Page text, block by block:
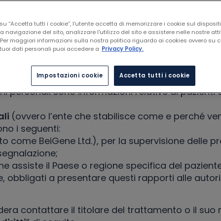
nome da BeiGene a BeOne Medicines.
Solitamente, non raccogliamo
bisogno per adempiere ai nostri obblighi di
personali sono informazioni relative ai pazienti
(ovvero l’ente che stabilisce come e perché
i seguenti:
come BeiGene Ltd.), per la supervisione delle
assiste il Paese o regione specifica del
obbligati a presentare questi rapporti alle
contattare il titolare del trattamento o il suo
“Accetta tutti i cookie”, l'utente accetta di memorizzare i cookie sul
navigazione del sito, analizzare l'utilizzo del sito e assistere nelle nostre
maggiori informazioni sulla nostra politica riguardo ai cookies ovvero su
dati personali puoi accedere a Privacy Policy.
Impostazioni cookie Accetta tutti i cookie